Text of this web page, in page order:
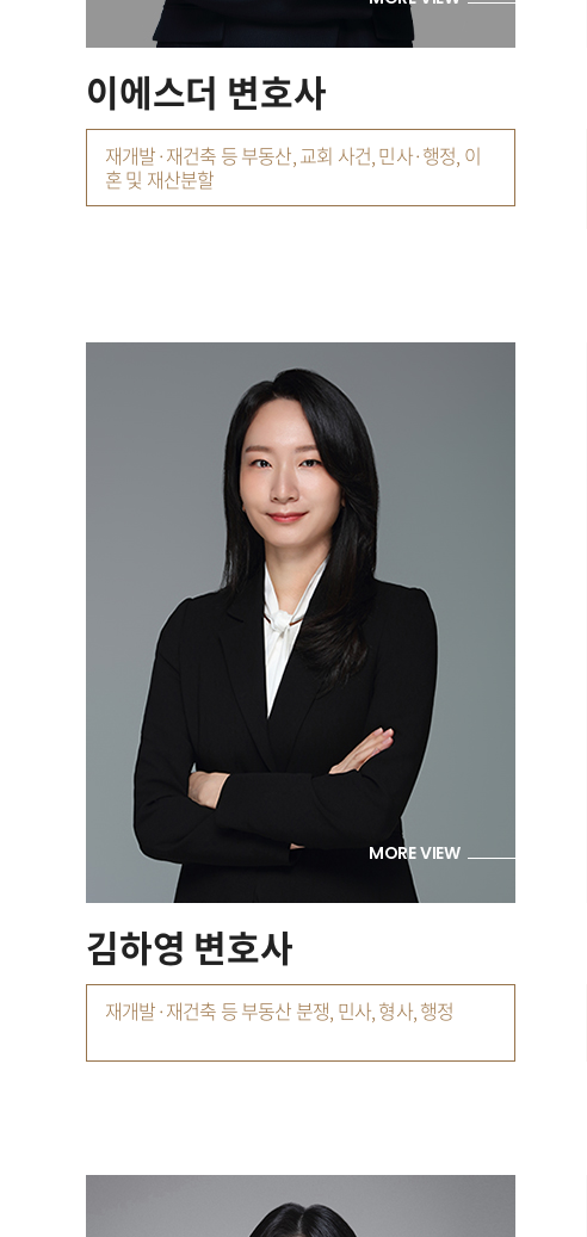
이에스더 변호사
재개발·재건축 등 부동산, 교회 사건, 민사·행정, 이
혼 및 재산분할
MORE VIEW
김하영 변호사
재개발·재건축 등 부동산 분쟁, 민사, 형사, 행정